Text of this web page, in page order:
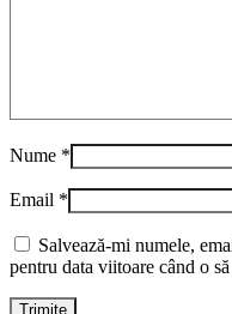
Nume *
Email *
Salvează-mi numele,
pentru data viitoare când o